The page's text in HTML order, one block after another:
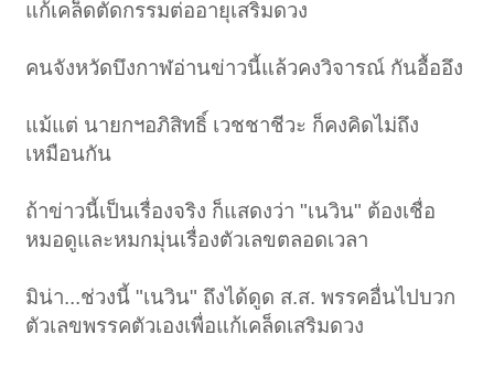
แก้เคล็ดตัดกรรมต่ออายุเสริมดวง
คนจังหวัดบึงกาฬอ่านข่าวนี้แล้วคงวิจารณ์ กันอื้ออึง
แม้แต่ นายกฯอภิสิทธิ์ เวชชาชีวะ ก็คงคิดไม่ถึง
เหมือนกัน
ถ้าข่าวนี้เป็นเรื่องจริง ก็แสดงว่า "เนวิน" ต้องเชื่อ
หมอดูและหมกมุ่นเรื่องตัวเลขตลอดเวลา
มิน่า...ช่วงนี้ "เนวิน" ถึงได้ดูด ส.ส. พรรคอื่นไปบวก
ตัวเลขพรรคตัวเองเพื่อแก้เคล็ดเสริมดวง